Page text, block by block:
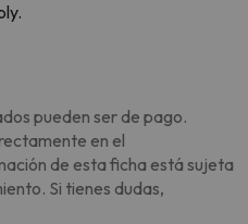
pueden ser de pago.
en el
de esta ficha está sujeta
Si tienes dudas,